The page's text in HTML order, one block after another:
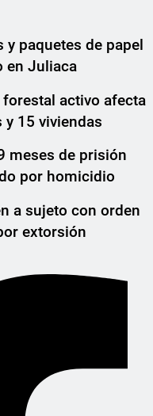
paquetes de papel
en Juliaca
forestal activo afecta
y 15 viviendas
meses de prisión
por homicidio
a sujeto con orden
extorsión